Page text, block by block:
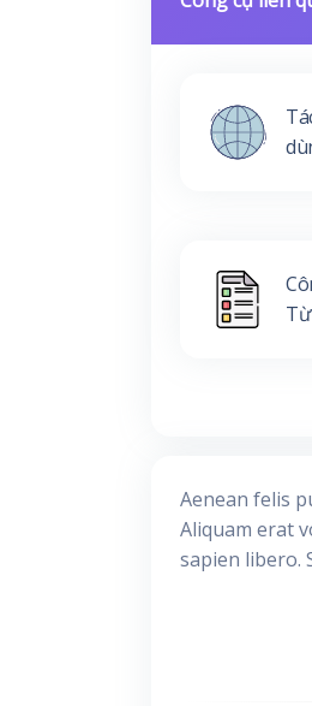
Aenean felis
Aliquam erat
sapien libero.